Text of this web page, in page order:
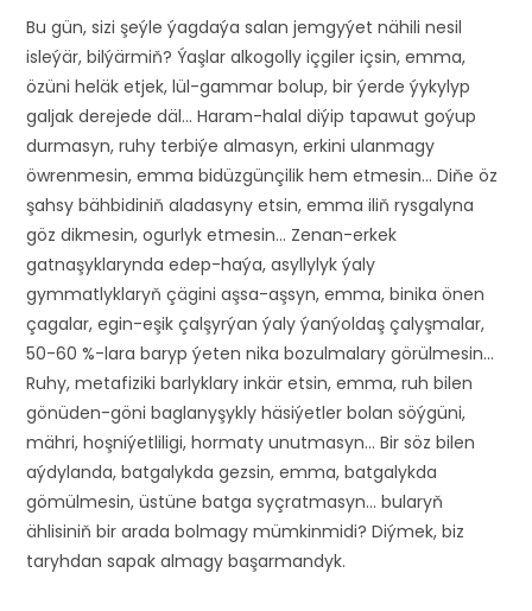
Bu gün, sizi şeýle ýagdaýa salan jemgyýet nähili nesil
isleýär, bilýärmiň? Ýaşlar alkogolly içgiler içsin, emma,
özüni heläk etjek, lül-gammar bolup, bir ýerde ýykylyp
galjak derejede däl… Haram-halal diýip tapawut goýup
durmasyn, ruhy terbiýe almasyn, erkini ulanmagy
öwrenmesin, emma bidüzgünçilik hem etmesin… Diňe öz
şahsy bähbidiniň aladasyny etsin, emma iliň rysgalyna
göz dikmesin, ogurlyk etmesin… Zenan-erkek
gatnaşyklarynda edep-haýa, asyllylyk ýaly
gymmatlyklaryň çägini aşsa-aşsyn, emma, binika önen
çagalar, egin-eşik çalşyrýan ýaly ýanýoldaş çalyşmalar,
50-60 %-lara baryp ýeten nika bozulmalary görülmesin…
Ruhy, metafiziki barlyklary inkär etsin, emma, ruh bilen
gönüden-göni baglanyşykly häsiýetler bolan söýgüni,
mähri, hoşniýetliligi, hormaty unutmasyn… Bir söz bilen
aýdylanda, batgalykda gezsin, emma, batgalykda
gömülmesin, üstüne batga syçratmasyn… bularyň
ählisiniň bir arada bolmagy mümkinmidi? Diýmek, biz
taryhdan sapak almagy başarmandyk.